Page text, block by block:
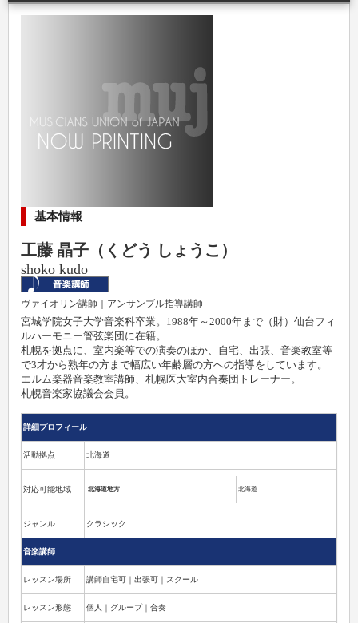
基本情報
工藤 晶子（くどう しょうこ）
shoko kudo
ヴァイオリン講師｜アンサンブル指導講師
宮城学院女子大学音楽科卒業。1988年～2000年まで（財）仙台フィ
ルハーモニー管弦楽団に在籍。
札幌を拠点に、室内楽等での演奏のほか、自宅、出張、音楽教室等
で3才から熟年の方まで幅広い年齢層の方への指導をしています。
エルム楽器音楽教室講師、札幌医大室内合奏団トレーナー。
札幌音楽家協議会会員。
詳細プロフィール
活動拠点 北海道
対応可能地域 北海道地方 北海道
ジャンル クラシック
音楽講師
レッスン場所 講師自宅可｜出張可｜スクール
レッスン形態 個人｜グループ｜合奏